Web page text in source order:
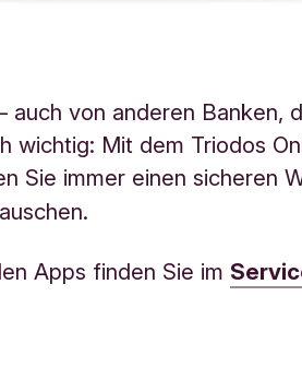
auch von anderen Banken,
wichtig: Mit dem Triodos
Sie immer einen sicheren
Apps finden Sie im